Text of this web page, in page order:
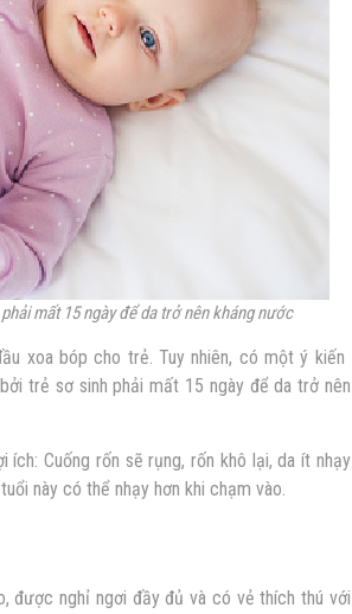
mất 15 ngày để da trở nên kháng nước
xoa bóp cho trẻ. Tuy nhiên, có một ý kiến
trẻ sơ sinh phải mất 15 ngày để da trở nên
Cuống rốn sẽ rụng, rốn khô lại, da ít nhạy
này có thể nhạy hơn khi chạm vào.
được nghỉ ngơi đầy đủ và có vẻ thích thú với